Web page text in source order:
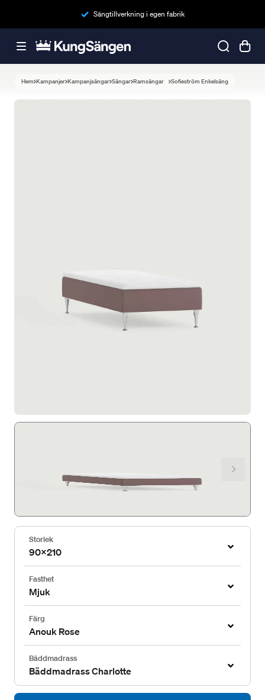
Sängtillverkning i egen fabrik
Hem Kampanjer Kampanjsängar Sängar Ramsängar Sofieström Enkelsäng
Storlek
90x210
Fasthet
Mjuk
Färg
Anouk Rose
Bäddmadrass
Bäddmadrass Charlotte